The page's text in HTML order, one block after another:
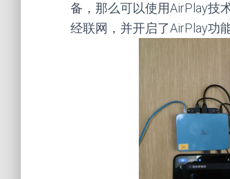
备，那么可以使用AirPlay技
经联网，并开启了AirPlay功